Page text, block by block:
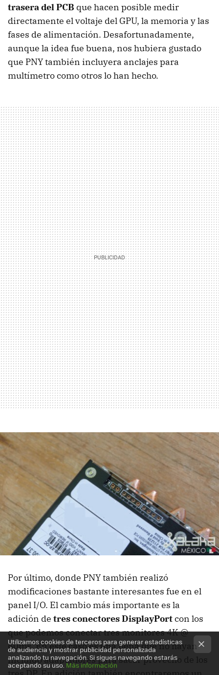
trasera del PCB que hacen posible medir
directamente el voltaje del GPU, la memoria y las
fases de alimentación. Desafortunadamente,
aunque la idea fue buena, nos hubiera gustado
que PNY también incluyera anclajes para
multímetro como otros lo han hecho.
Por último, donde PNY también realizó
modificaciones bastante interesantes fue en el
panel I/O. El cambio más importante es la
adición de tres conectores DisplayPortcon los
que podemos conectar tres monitores 4K @
60fps. En este caso es una pena que no hayan
incluido adaptadores para sacar provecho de los
Utilizamos cookies de terceros para generar estadísticas
de audiencia y mostrar publicidad personalizada
analizando tu navegación. Si sigues navegando estarás
aceptando su uso.Más información